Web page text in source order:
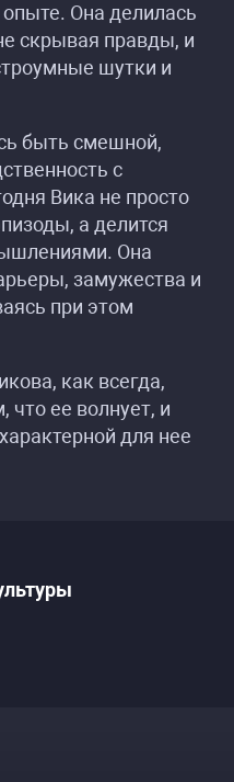
Она делилась
скрывая правды, и
шутки и
быть смешной,
с
Вика не просто
а делится
Она
замужества и
при этом
как всегда,
что ее волнует, и
для нее